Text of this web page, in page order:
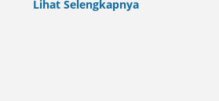
Lihat Selengkapnya